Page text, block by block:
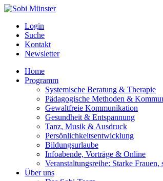
Login
Suche
Kontakt
Newsletter
Home
Programm
Systemische Beratung & Therapie
Pädagogische Methoden &
Gewaltfreie Kommunikation
Gesundheit & Entspannung
Tanz, Musik & Ausdruck
Persönlichkeitsentwicklung
Bildungsurlaube
Infoabende, Vorträge & Online
Veranstaltungsreihe: Starke Frauen,
Über uns